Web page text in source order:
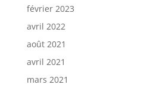
février 2023
avril 2022
août 2021
avril 2021
mars 2021